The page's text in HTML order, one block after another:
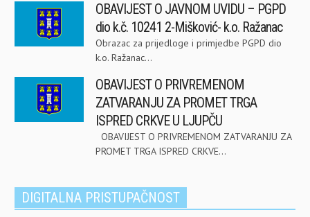
OBAVIJEST O JAVNOM UVIDU – PGPD
dio k.č. 10241 2-Mišković- k.o. Ražanac
Obrazac za prijedloge i primjedbe PGPD dio
k.o. Ražanac...
OBAVIJEST O PRIVREMENOM
ZATVARANJU ZA PROMET TRGA
ISPRED CRKVE U LJUPČU
OBAVIJEST O PRIVREMENOM ZATVARANJU ZA
PROMET TRGA ISPRED CRKVE...
DIGITALNA PRISTUPAČNOST